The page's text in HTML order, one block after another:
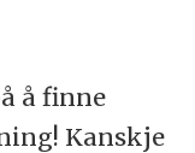
å finne
Kanskje